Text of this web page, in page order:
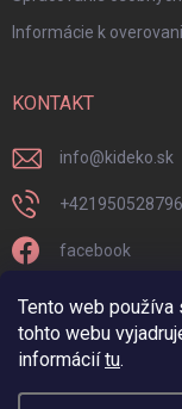
Tento web používa
tohto webu
informáciítu.
Informácie k
KONTAKT
info@kideko.sk
+421950528796
facebook
kideko.sk/